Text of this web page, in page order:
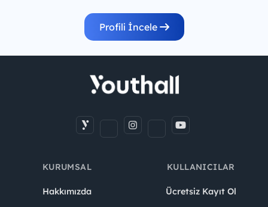
Profili İncele
KURUMSAL
Hakkımızda
KULLANICILAR
Ücretsiz Kayıt Ol